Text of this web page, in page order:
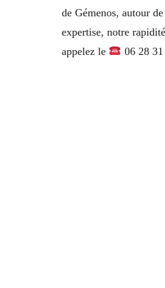
de Gémenos, autour
expertise, notre
appelez le
06 28